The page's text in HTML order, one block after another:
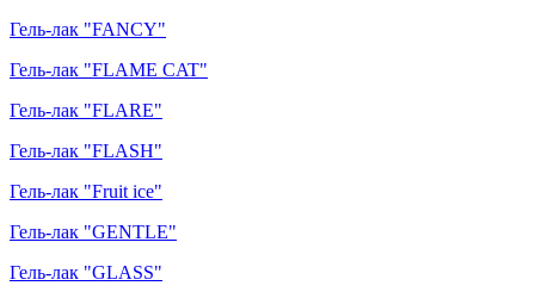
Гель-лак "FANCY"
Гель-лак "FLAME CAT"
Гель-лак "FLARE"
Гель-лак "FLASH"
Гель-лак "Fruit ice"
Гель-лак "GENTLE"
Гель-лак "GLASS"